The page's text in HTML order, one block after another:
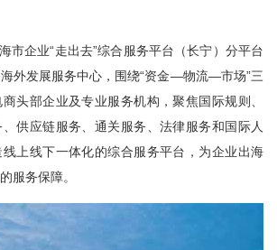
企业“走出去”综合服务平台（长宁）分平台
外发展服务中心，围绕“资金—物流—市场”三
头部企业及专业服务机构，聚焦国际规则、
供应链服务、通关服务、法律服务和国际人
上线下一体化的综合服务平台，为企业出海
服务保障。